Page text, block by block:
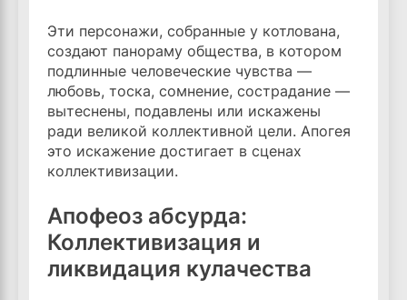
Эти персонажи, собранные у котлована,
создают панораму общества, в котором
подлинные человеческие чувства —
любовь, тоска, сомнение, сострадание —
вытеснены, подавлены или искажены
ради великой коллективной цели. Апогея
это искажение достигает в сценах
коллективизации.
Апофеоз абсурда:
Коллективизация и
ликвидация кулачества